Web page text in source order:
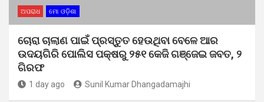
ଅପରାଧ ମୋ ଓଡ଼ିଶା
ଚୋରା ଚାଲାଣ ପାଇଁ ପ୍ରସ୍ତୁତ ହେଉଥିବା ବେଳେ ଆର
ଉଦୟଗିରି ପୋଲିସ ପକ୍ଷରୁ ୨୫୧ କେଜି ଗଞ୍ଜେଇ ଜବତ, ୨
ଗିରଫ
1 day ago Sunil Kumar Dhangadamajhi